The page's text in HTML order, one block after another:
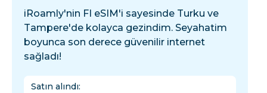
iRoamly'nin FI eSIM'i sayesinde Turku ve
Tampere'de kolayca gezindim. Seyahatim
boyunca son derece güvenilir internet
sağladı!
Satın alındı: